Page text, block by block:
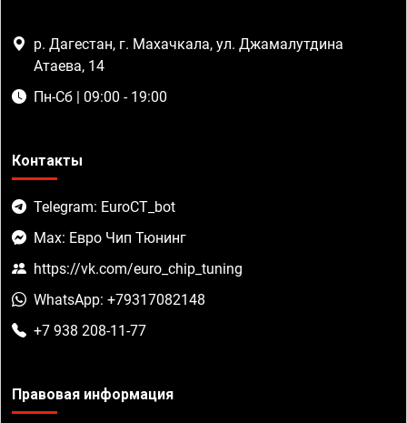
р. Дагестан, г. Махачкала, ул. Джамалутдина
Атаева, 14
Пн-Сб | 09:00 - 19:00
Контакты
Telegram: EuroCT_bot
Max: Евро Чип Тюнинг
https://vk.com/euro_chip_tuning
WhatsApp: +79317082148
+7 938 208-11-77
Правовая информация